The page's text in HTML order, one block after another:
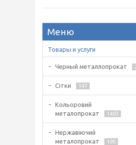
Товары и услуги
Черный металлопрокат
Сітки 147
Кольоровий
металопрокат
1403
Нержавіючий
металопрокат
190